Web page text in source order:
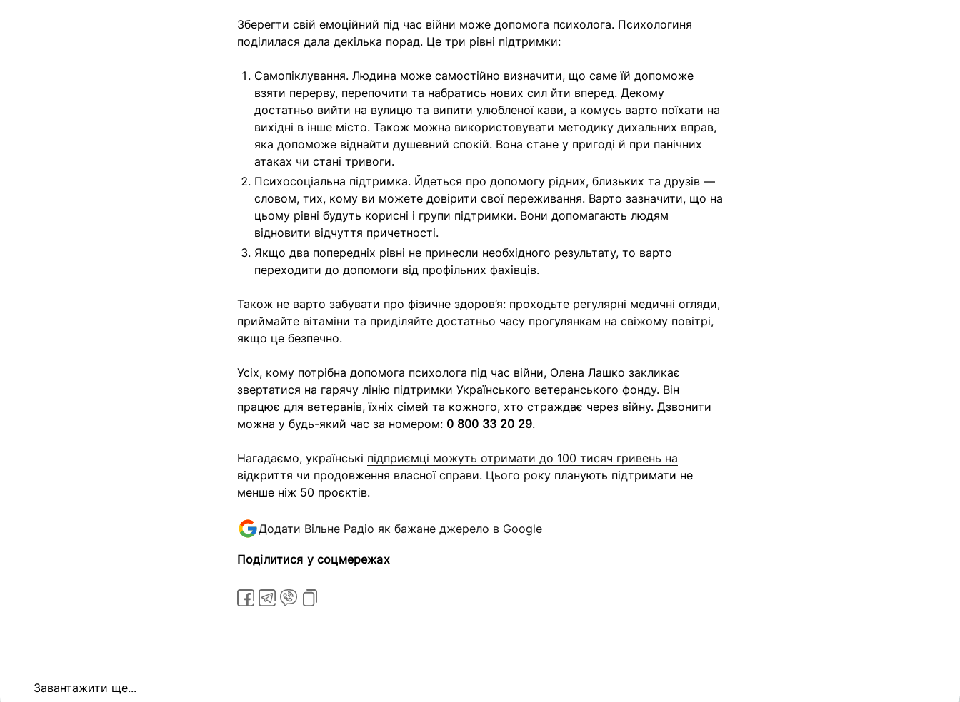
Зберегти свій емоційний під час війни може допомога психолога. Психологиня
поділилася дала декілька порад. Це три рівні підтримки:
Самопіклування. Людина може самостійно визначити, що саме їй допоможе
взяти перерву, перепочити та набратись нових сил йти вперед. Декому
достатньо вийти на вулицю та випити улюбленої кави, а комусь варто поїхати на
вихідні в інше місто. Також можна використовувати методику дихальних вправ,
яка допоможе віднайти душевний спокій. Вона стане у пригоді й при панічних
атаках чи стані тривоги.
Психосоціальна підтримка. Йдеться про допомогу рідних, близьких та друзів —
словом, тих, кому ви можете довірити свої переживання. Варто зазначити, що на
цьому рівні будуть корисні і групи підтримки. Вони допомагають людям
відновити відчуття причетності.
Якщо два попередніх рівні не принесли необхідного результату, то варто
переходити до допомоги від профільних фахівців.
Також не варто забувати про фізичне здоров’я: проходьте регулярні медичні огляди,
приймайте вітаміни та приділяйте достатньо часу прогулянкам на свіжому повітрі,
якщо це безпечно.
Усіх, кому потрібна допомога психолога під час війни, Олена Лашко закликає
звертатися на гарячу лінію підтримки Українського ветеранського фонду. Він
працює для ветеранів, їхніх сімей та кожного, хто страждає через війну. Дзвонити
можна у будь-який час за номером: 0 800 33 20 29.
Нагадаємо, українські підприємці можуть отримати до 100 тисяч гривень на
відкриття чи продовження власної справи. Цього року планують підтримати не
менше ніж 50 проєктів.
Додати Вільне Радіо як бажане джерело в Google
Поділитися у соцмережах
Завантажити ще...